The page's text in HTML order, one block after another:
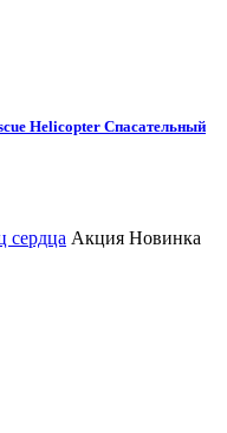
Helicopter Спасательный
Акция Новинка